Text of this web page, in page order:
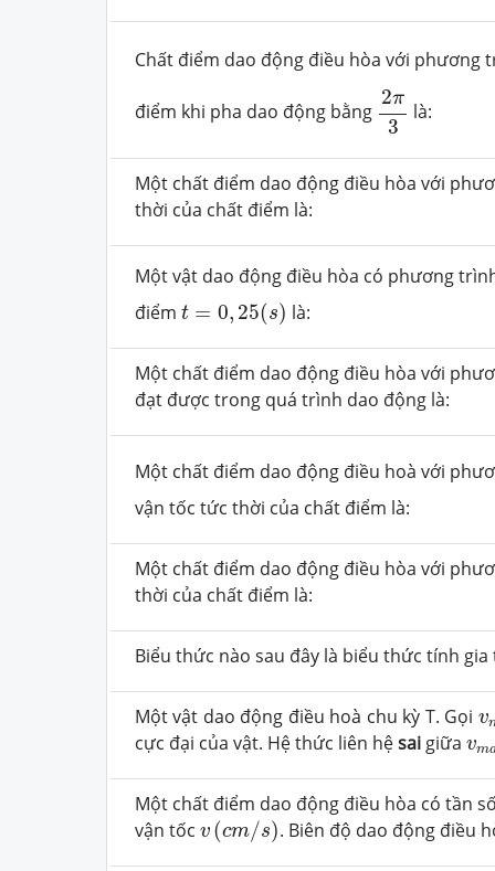
Chất điểm dao động điều hòa với phương
điểm khi pha dao động bằng
2π
3
2π3
là:
Một chất điểm dao động điều hòa với
thời của chất điểm là:
Một vật dao động điều hòa có phương
điểm t = 0, 25(s)
t ,25(s) là:
Một chất điểm dao động điều hòa với
đạt được trong quá trình dao động là:
Một chất điểm dao động điều hoà với
vận tốc tức thời của chất điểm là:
Một chất điểm dao động điều hòa với
thời của chất điểm là:
Biểu thức nào sau đây là biểu thức tính
Một vật dao động điều hoà chu kỳ T. Gọi v
v
cực đại của vật. Hệ thức liên hệsai giữa vm
vm
Một chất điểm dao động điều hòa có tần
vận tốc v (cm/s)
v(cm/s) . Biên độ dao động điều